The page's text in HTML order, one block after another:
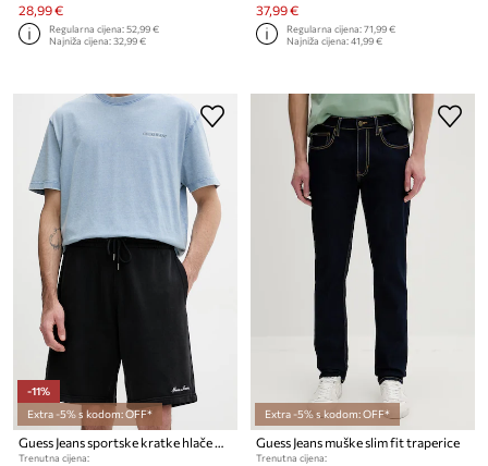
28,99 €
Regularna cijena:52,99 €
Najniža cijena:32,99 €
37,99 €
Regularna cijena:71,99 €
Najniža cijena:41,99 €
-11%
Extra -5% s kodom: OFF*
Guess Jeans sportske kratke hlače muške pamukne
Trenutna cijena:
Extra -5% s kodom: OFF*
Guess Jeans muške slim fit traperice
Trenutna cijena: